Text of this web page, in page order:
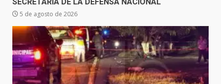
SECRETARÍA DE LA DEFENSA NACIONAL
5 de agosto de 2026